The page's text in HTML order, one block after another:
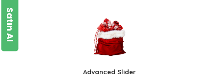
Satın Al
Advanced Slider